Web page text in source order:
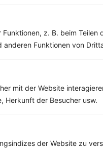
z. B. beim Teilen
anderen Funktionen von
mit der Website
Herkunft der Besucher usw.
der Website zu